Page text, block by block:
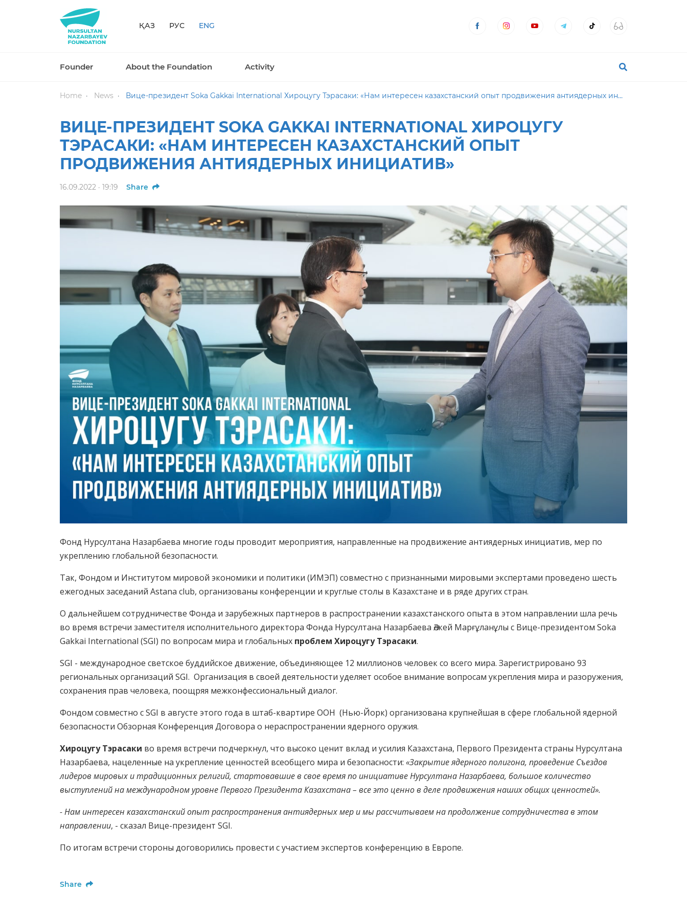
ҚАЗ РУС ENG
Founder About the Foundation Activity
Home News Вице-президент Soka Gakkai International Хироцугу Тэрасаки: «Нам интересен казахстанский опыт продвижения антиядерных инициатив»
ВИЦЕ-ПРЕЗИДЕНТ SOKA GAKKAI INTERNATIONAL ХИРОЦУГУ
ТЭРАСАКИ: «НАМ ИНТЕРЕСЕН КАЗАХСТАНСКИЙ ОПЫТ
ПРОДВИЖЕНИЯ АНТИЯДЕРНЫХ ИНИЦИАТИВ»
16.09.2022 · 19:19 Share
Фонд Нурсултана Назарбаева многие годы проводит мероприятия, направленные на продвижение антиядерных инициатив, мер по
укреплению глобальной безопасности.
Так, Фондом и Институтом мировой экономики и политики (ИМЭП) совместно с признанными мировыми экспертами проведено шесть
ежегодных заседаний Astana club, организованы конференции и круглые столы в Казахстане и в ряде других стран.
О дальнейшем сотрудничестве Фонда и зарубежных партнеров в распространении казахстанского опыта в этом направлении шла речь
во время встречи заместителя исполнительного директора Фонда Нурсултана Назарбаева Әлкей Марғұланұлы с Вице-президентом Soka
Gakkai International (SGI) по вопросам мира и глобальных проблем Хироцугу Тэрасаки.
SGI - международное светское буддийское движение, объединяющее 12 миллионов человек со всего мира. Зарегистрировано 93
региональных организаций SGI. Организация в своей деятельности уделяет особое внимание вопросам укрепления мира и разоружения,
сохранения прав человека, поощряя межконфессиональный диалог.
Фондом совместно с SGI в августе этого года в штаб-квартире ООН (Нью-Йорк) организована крупнейшая в сфере глобальной ядерной
безопасности Обзорная Конференция Договора о нераспространении ядерного оружия.
Хироцугу Тэрасаки во время встречи подчеркнул, что высоко ценит вклад и усилия Казахстана, Первого Президента страны Нурсултана
Назарбаева, нацеленные на укрепление ценностей всеобщего мира и безопасности: «Закрытие ядерного полигона, проведение Съездов
лидеров мировых и традиционных религий, стартовавшие в свое время по инициативе Нурсултана Назарбаева, большое количество
выступлений на международном уровне Первого Президента Казахстана – все это ценно в деле продвижения наших общих ценностей».
- Нам интересен казахстанский опыт распространения антиядерных мер и мы рассчитываем на продолжение сотрудничества в этом
направлении, - сказал Вице-президент SGI.
По итогам встречи стороны договорились провести с участием экспертов конференцию в Европе.
Share